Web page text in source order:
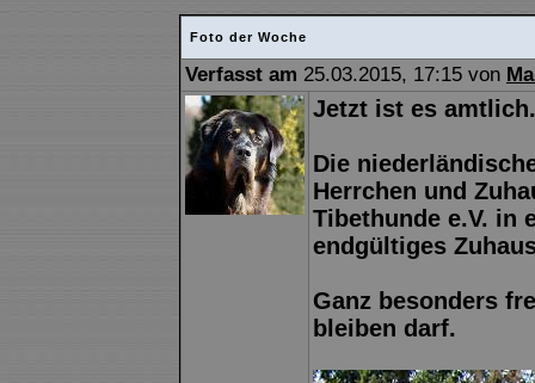
Foto der Woche
Verfasst am 25.03.2015, 17:15 von
Jetzt ist es
Die
Herrchen und
Tibethunde e.V. in
endgültiges
Ganz besonders
bleiben darf.